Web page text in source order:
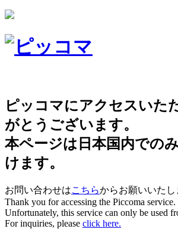
ピッコマにアクセスいた
がとうございます。
本ページは日本国内での
けます。
お問い合わせはこちらからお願いいたし
Thank you for accessing the Piccoma service.
Unfortunately, this service can only be used
For inquiries, please click here.